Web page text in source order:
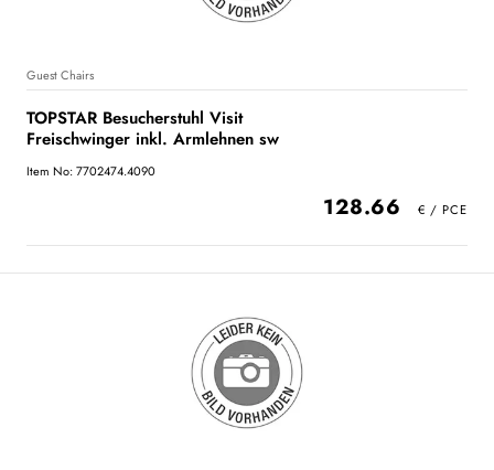
Guest Chairs
TOPSTAR Besucherstuhl Visit
Freischwinger inkl. Armlehnen sw
Item No: 7702474.4090
128.66